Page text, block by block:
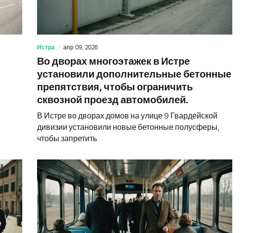
Истра апр 09, 2026
Во дворах многоэтажек в Истре
установили дополнительные бетонные
препятствия, чтобы ограничить
сквозной проезд автомобилей.
В Истре во дворах домов на улице 9 Гвардейской
дивизии установили новые бетонные полусферы,
чтобы запретить
В Истре 1 мая откроют мотосезон В